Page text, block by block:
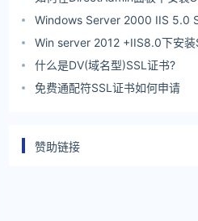
Windows Server 2000 IIS 5.0
Win server 2012 +IIS8.0下安装
什么是DV(域名型)SSL证书?
免费通配符SSL证书如何申请
赞助链接